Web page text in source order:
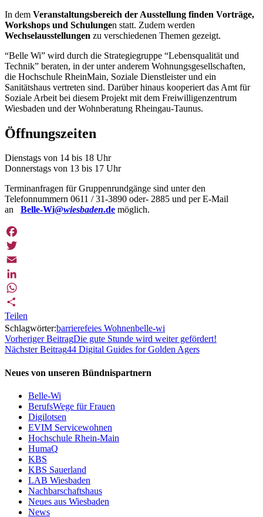
In dem Veranstaltungsbereich der Ausstellung finden Vorträge,
Workshops und Schulungen statt. Zudem werden
Wechselausstellungen zu verschiedenen Themen gezeigt.
“Belle Wi” wird durch die Strategiegruppe “Lebensqualität und
Technik” beraten, in der unter anderem Wohnungsgesellschaften,
die Hochschule RheinMain, Soziale Dienstleister und ein
Sanitätshaus vertreten sind. Darüber hinaus kooperiert das Amt für
Soziale Arbeit bei diesem Projekt mit dem Freiwilligenzentrum
Wiesbaden und der Wohnberatung Rheingau-Taunus.
Öffnungszeiten
Dienstags von 14 bis 18 Uhr
Donnerstags von 13 bis 17 Uhr
Terminanfragen für Gruppenrundgänge sind unter den
Telefonnummern 0611 / 31-3890 oder- 2885 und per E-Mail
an Belle-Wi@wiesbaden.de möglich.
Facebook
Twitter
Email
LinkedIn
WhatsApp
Teilen
Schlagwörter:barrierefeies Wohnenbelle-wi
Vorheriger BeitragDie gute Stunde wird weiter gefördert!
Nächster Beitrag44 Digital Guides for Golden Agers
Neues von unseren Bündnispartnern
Belle-Wi
BerufsWege für Frauen
Digilotsen
EVIM Servicewohnen
Hochschule Rhein-Main
HumaQ
KBS
KBS Sauerland
LAB Wiesbaden
Nachbarschaftshaus
Neues aus Wiesbaden
News